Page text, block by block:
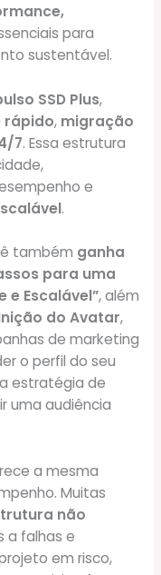
para
sustentável.
SSD Plus,
rápido, migração
7. Essa estrutura
e
.
também ganha
para uma
e Escalável”, além
do Avatar,
de marketing
o perfil do seu
estratégia de
uma audiência
a mesma
Muitas
não
a falhas e
em risco,